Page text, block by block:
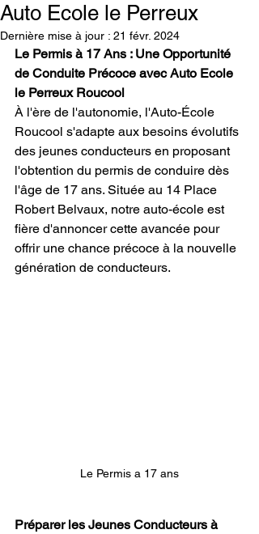
Auto Ecole le Perreux
Dernière mise à jour : 21 févr. 2024
Le Permis à 17 Ans : Une Opportunité
de Conduite Précoce avec Auto Ecole
le Perreux Roucool
À l'ère de l'autonomie, l'Auto-École
Roucool s'adapte aux besoins évolutifs
des jeunes conducteurs en proposant
l'obtention du permis de conduire dès
l'âge de 17 ans. Située au 14 Place
Robert Belvaux, notre auto-école est
fière d'annoncer cette avancée pour
offrir une chance précoce à la nouvelle
génération de conducteurs.
Le Permis a 17 ans
Préparer les Jeunes Conducteurs à